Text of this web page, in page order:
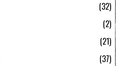
32
2
21
37